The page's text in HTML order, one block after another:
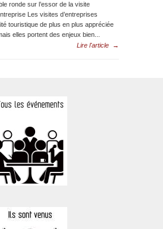
ronde sur l’essor de la visite
Les visites d’entreprises
touristique de plus en plus appréciée
elles portent des enjeux bien...
Lire l'article
→